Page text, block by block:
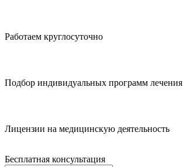
Работаем круглосуточно
Подбор индивидуальных программ лечения
Лицензии на медицинскую деятельность
Бесплатная консультация